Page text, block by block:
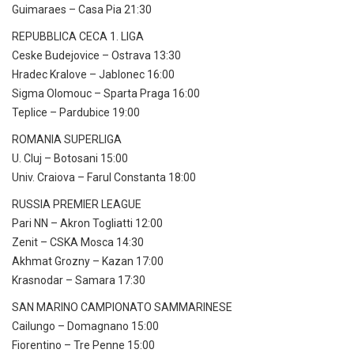
Guimaraes – Casa Pia 21:30
REPUBBLICA CECA 1. LIGA
Ceske Budejovice – Ostrava 13:30
Hradec Kralove – Jablonec 16:00
Sigma Olomouc – Sparta Praga 16:00
Teplice – Pardubice 19:00
ROMANIA SUPERLIGA
U. Cluj – Botosani 15:00
Univ. Craiova – Farul Constanta 18:00
RUSSIA PREMIER LEAGUE
Pari NN – Akron Togliatti 12:00
Zenit – CSKA Mosca 14:30
Akhmat Grozny – Kazan 17:00
Krasnodar – Samara 17:30
SAN MARINO CAMPIONATO SAMMARINESE
Cailungo – Domagnano 15:00
Fiorentino – Tre Penne 15:00